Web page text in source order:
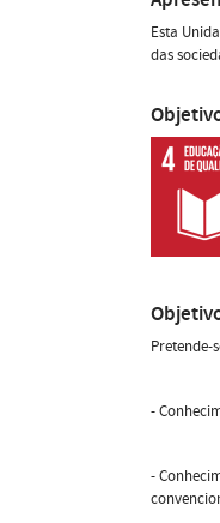
Esta
das
Pretende-
-
-